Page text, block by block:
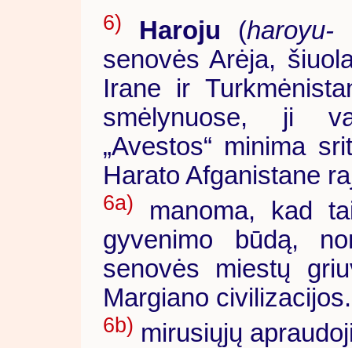
6) Haroju (haroyu-
senovės Arėja,
Irane ir
smėlynuose, ji
„Avestos“ minima
Harato Afganistane
6a)
manoma, kad
gyvenimo būdą,
senovės miestų
Margiano civilizacijos.
6b) mirusiųjų